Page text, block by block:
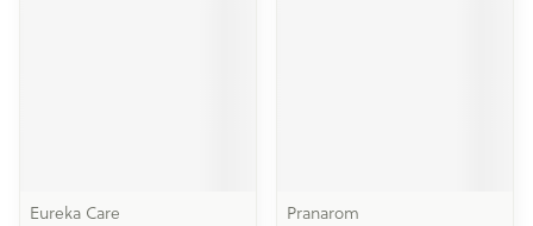
Eureka Care
Pranarom